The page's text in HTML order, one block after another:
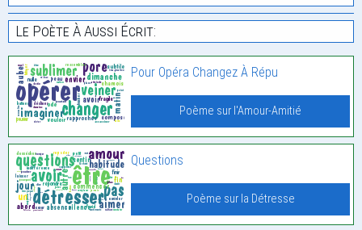
Le Poète À Aussi Écrit:
Pour Opéra Changez À Répu
Poème sur l'Amour-Amitié
Questions
Poème sur la Détresse